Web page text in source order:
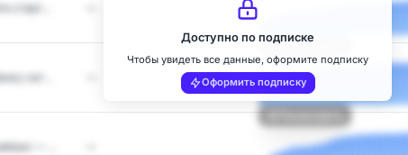
старт…
Посмотреть
сег…
Посмотреть
— …
Доступно по подписке
Чтобы увидеть все данные, оформите подписку
Оформить подписку